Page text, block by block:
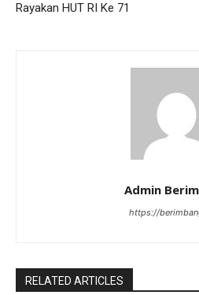
Rayakan HUT RI Ke 71
Admin
https://
RELATED ARTICLES